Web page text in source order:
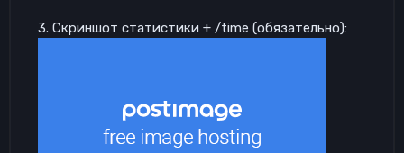
3. Скриншот статистики + /time (обязательно):